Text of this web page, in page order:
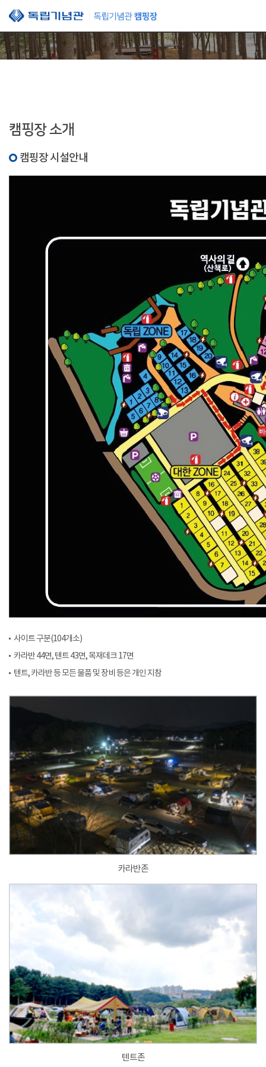
본문 바로가기
캠핑장 소개
캠핑장 시설안내
사이트 구분(104개소)
카라반 44면, 텐트 43면, 목재데크 17면
텐트, 카라반 등 모든 물품 및 장비 등은 개인 지참
카라반존
텐트존